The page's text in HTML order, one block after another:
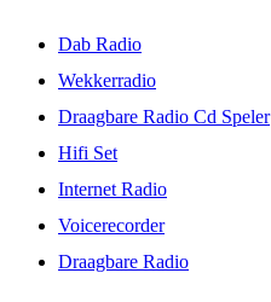
Dab Radio
Wekkerradio
Draagbare Radio Cd Speler
Hifi Set
Internet Radio
Voicerecorder
Draagbare Radio